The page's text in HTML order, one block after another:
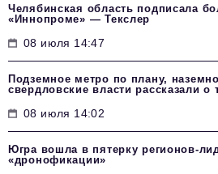
Челябинская область подписала
«Иннопроме» — Текслер
08 июля 14:47
Подземное метро по плану,
свердловские власти рассказали о
08 июля 14:02
Югра вошла в пятерку регионов-
«дронофикации»